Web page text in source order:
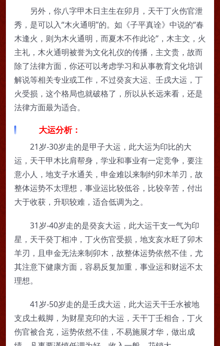
另外，你八字甲木日主生在卯月，天干丁火伤官泄
秀，是可以入“木火通明”的。如《子平真诠》中说的“春
木逢火，则为木火通明，而夏木不作此论”，木主文，火
主礼，木火通明被誉为文化礼仪的传播，主文贵，故而
除了法律方面，你还可以考虑学习和从事教育文化培训
解说等相关专业或工作，不过癸亥大运、壬戌大运，丁
火受损，这个格局也就破格了，所以从长远来看，还是
法律方面最为适合。
大运分析：
21岁-30岁走的是甲子大运，此大运为印比的大
运，天干甲木比肩帮身，学业和事业有一定竞争，要注
意小人，地支子水通关，申金难以来制约卯木羊刃，故
整体运势不太理想，事业运比较低谷，比较辛苦，付出
大于收获，升职较难，适合低调为之。
31岁-40岁走的是癸亥大运，此大运干支一气为印
星，天干癸丁相冲，丁火伤官受损，地支亥水旺了卯木
羊刃，且申金无法来制卯木，故整体运势依然不佳，尤
其注意下健康方面，容易反复加重，事业运和财运不太
理想。
41岁-50岁走的是壬戌大运，此大运天干壬水被地
支戌土截脚，为财星克印的大运，天干丁壬相合，丁火
伤官被合克，运势依然不佳，不易施展才华，做出成